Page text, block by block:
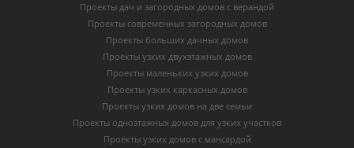
Проекты дач и загородных домов с верандой
Проекты современных загородных домов
Проекты больших дачных домов
Проекты узких двухэтажных домов
Проекты маленьких узких домов
Проекты узких каркасных домов
Проекты узких домов на две семьи
Проекты одноэтажных домов для узких участков
Проекты узких домов с мансардой